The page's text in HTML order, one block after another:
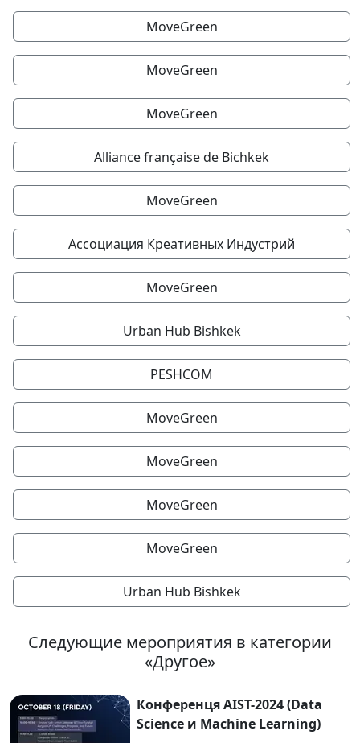
MoveGreen
MoveGreen
MoveGreen
Alliance française de Bichkek
MoveGreen
Ассоциация Креативных Индустрий
MoveGreen
Urban Hub Bishkek
PESHCOM
MoveGreen
MoveGreen
MoveGreen
MoveGreen
Urban Hub Bishkek
Следующие мероприятия в категории
«Другое»
Конференця AIST-2024 (Data
Science и Machine Learning)